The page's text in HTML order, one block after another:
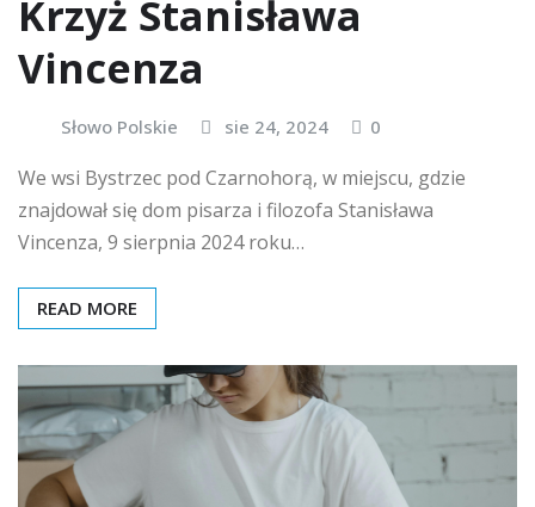
Krzyż Stanisława
Vincenza
Słowo Polskie sie 24, 2024 0
We wsi Bystrzec pod Czarnohorą, w miejscu, gdzie
znajdował się dom pisarza i filozofa Stanisława
Vincenza, 9 sierpnia 2024 roku…
READ MORE